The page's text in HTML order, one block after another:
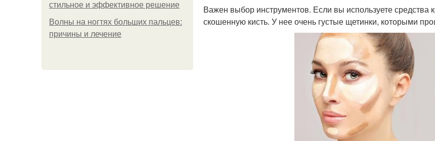
стильное и эффективное решение
Волны на ногтях больших пальцев:
причины и лечение
Важен выбор инструментов. Если вы используете средства
скошенную кисть. У нее очень густые щетинки, которыми